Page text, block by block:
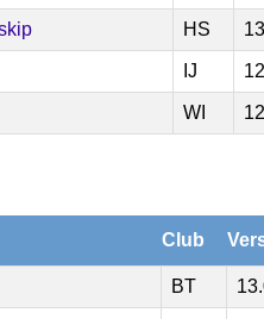
HS
IJ
WI
Club
BT